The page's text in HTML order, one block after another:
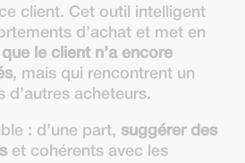
client. Cet outil intelligent
d’achat et met en
le client n’a encore
, mais qui rencontrent un
d’autres acheteurs.
: d’une part, suggérer des
et cohérents avec les